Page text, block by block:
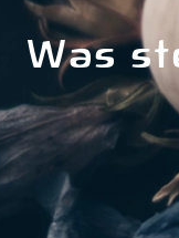
Was